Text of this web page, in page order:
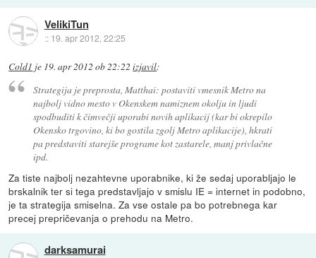
VelikiTun
:: 19. apr 2012, 22:25
Cold1 je 19. apr 2012 ob 22:22 izjavil:
Strategija je preprosta, Matthai: postaviti vmesnik Metro na
najbolj vidno mesto v Okenskem namiznem okolju in ljudi
spodbuditi k čimvečji uporabi novih aplikacij (kar bi okrepilo
Okensko trgovino, ki bo gostila zgolj Metro aplikacije), hkrati
pa predstaviti starejše programe kot zastarele, manj privlačne
ipd.
Za tiste najbolj nezahtevne uporabnike, ki že sedaj uporabljajo le
brskalnik ter si tega predstavljajo v smislu IE = internet in podobno,
je ta strategija smiselna. Za vse ostale pa bo potrebnega kar
precej prepričevanja o prehodu na Metro.
darksamurai